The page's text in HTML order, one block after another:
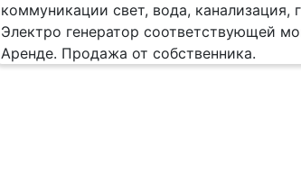
коммуникации свет, вода, канализация,
Электро генератор соответствующей
Аренде. Продажа от собственника.